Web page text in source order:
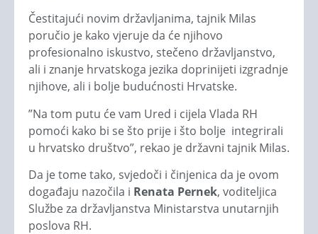
Čestitajući novim državljanima, tajnik Milas
poručio je kako vjeruje da će njihovo
profesionalno iskustvo, stečeno državljanstvo,
ali i znanje hrvatskoga jezika doprinijeti izgradnje
njihove, ali i bolje budućnosti Hrvatske.
”Na tom putu će vam Ured i cijela Vlada RH
pomoći kako bi se što prije i što bolje integrirali
u hrvatsko društvo”, rekao je državni tajnik Milas.
Da je tome tako, svjedoči i činjenica da je ovom
događaju nazočila i Renata Pernek, voditeljica
Službe za državljanstva Ministarstva unutarnjih
poslova RH.